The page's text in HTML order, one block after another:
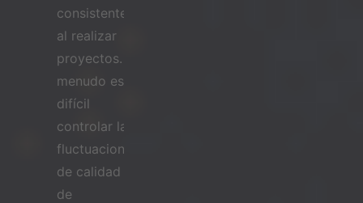
consistentes
al realizar
proyectos. A
menudo es
difícil
controlar las
fluctuaciones
de calidad
de